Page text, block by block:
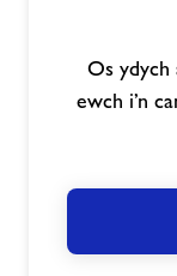
Ynghylch
Os ydych
ewch i’n